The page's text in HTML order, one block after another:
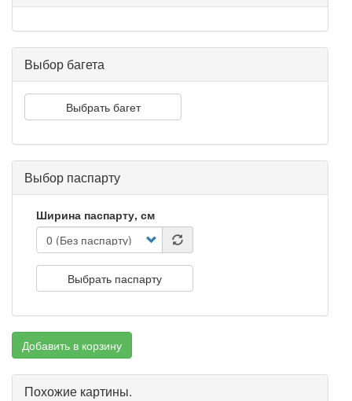
Выбор багета
Выбрать багет
Выбор паспарту
Ширина паспарту, см
Выбрать паспарту
Добавить в корзину
Похожие картины.